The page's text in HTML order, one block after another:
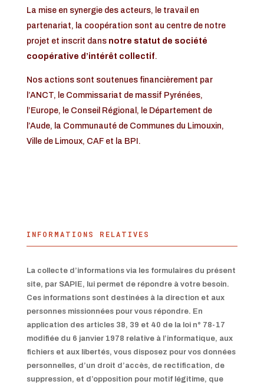
La mise en synergie des acteurs, le travail en
partenariat, la coopération sont au centre de notre
projet et inscrit dans notre statut de société
coopérative d’intérêt collectif.
Nos actions sont soutenues financièrement par
l’ANCT, le Commissariat de massif Pyrénées,
l’Europe, le Conseil Régional, le Département de
l’Aude, la Communauté de Communes du Limouxin,
Ville de Limoux, CAF et la BPI.
INFORMATIONS RELATIVES
La collecte d’informations via les formulaires du présent
site, par SAPIE, lui permet de répondre à votre besoin.
Ces informations sont destinées à la direction et aux
personnes missionnées pour vous répondre. En
application des articles 38, 39 et 40 de la loi n° 78-17
modifiée du 6 janvier 1978 relative à l’informatique, aux
fichiers et aux libertés, vous disposez pour vos données
personnelles, d’un droit d’accès, de rectification, de
suppression, et d’opposition pour motif légitime, que